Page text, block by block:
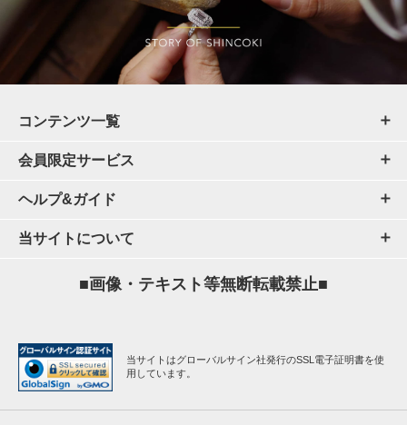
コンテンツ一覧
会員限定サービス
ヘルプ&ガイド
当サイトについて
■画像・テキスト等無断転載禁止■
当サイトはグローバルサイン社発行のSSL電子証明書を使
用しています。